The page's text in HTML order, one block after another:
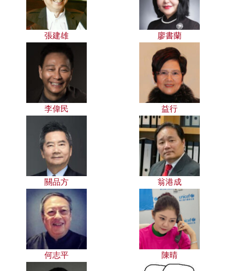
張建雄 廖書蘭
李偉民 益行
關品方 翁港成
何志平 陳晴